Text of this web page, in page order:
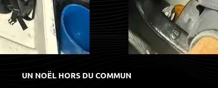
UN NOËL HORS DU COMMUN